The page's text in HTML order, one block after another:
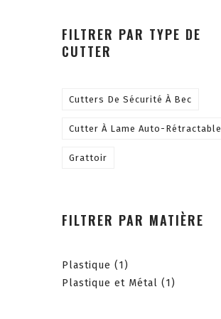
FILTRER PAR TYPE DE
CUTTER
Cutters De Sécurité À Bec
Cutter À Lame Auto-Rétractable
Grattoir
FILTRER PAR MATIÈRE
Plastique (1)
Plastique et Métal (1)